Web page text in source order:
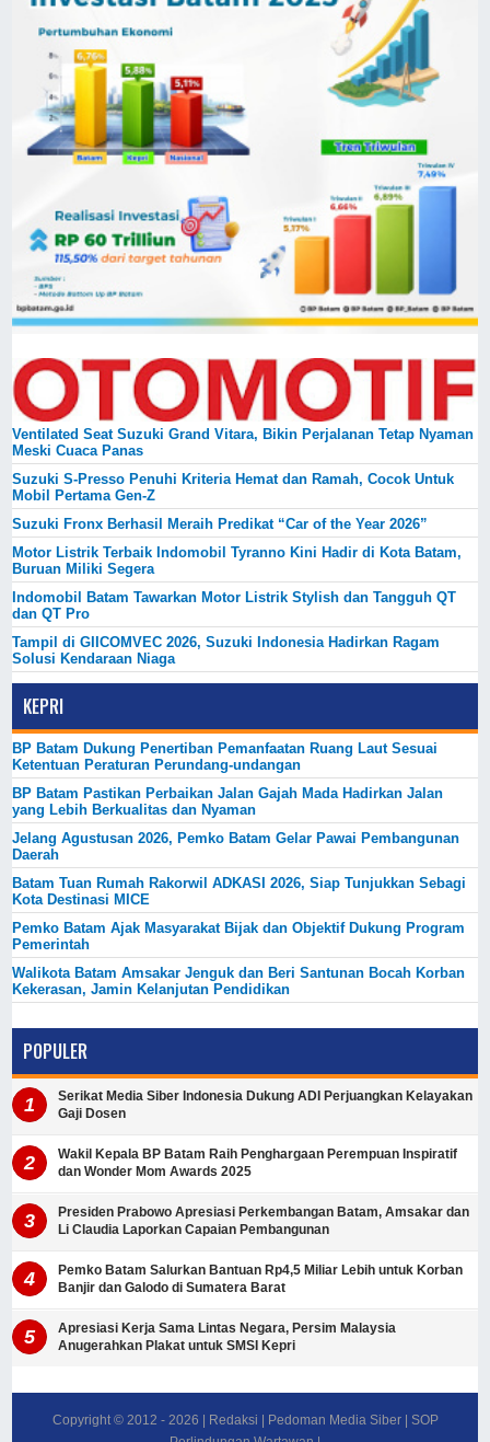
Ventilated Seat Suzuki Grand Vitara, Bikin Perjalanan Tetap Nyaman
Meski Cuaca Panas
Suzuki S-Presso Penuhi Kriteria Hemat dan Ramah, Cocok Untuk
Mobil Pertama Gen-Z
Suzuki Fronx Berhasil Meraih Predikat “Car of the Year 2026”
Motor Listrik Terbaik Indomobil Tyranno Kini Hadir di Kota Batam,
Buruan Miliki Segera
Indomobil Batam Tawarkan Motor Listrik Stylish dan Tangguh QT
dan QT Pro
Tampil di GIICOMVEC 2026, Suzuki Indonesia Hadirkan Ragam
Solusi Kendaraan Niaga
KEPRI
BP Batam Dukung Penertiban Pemanfaatan Ruang Laut Sesuai
Ketentuan Peraturan Perundang-undangan
BP Batam Pastikan Perbaikan Jalan Gajah Mada Hadirkan Jalan
yang Lebih Berkualitas dan Nyaman
Jelang Agustusan 2026, Pemko Batam Gelar Pawai Pembangunan
Daerah
Batam Tuan Rumah Rakorwil ADKASI 2026, Siap Tunjukkan Sebagi
Kota Destinasi MICE
Pemko Batam Ajak Masyarakat Bijak dan Objektif Dukung Program
Pemerintah
Walikota Batam Amsakar Jenguk dan Beri Santunan Bocah Korban
Kekerasan, Jamin Kelanjutan Pendidikan
POPULER
Serikat Media Siber Indonesia Dukung ADI Perjuangkan Kelayakan
Gaji Dosen
Wakil Kepala BP Batam Raih Penghargaan Perempuan Inspiratif
dan Wonder Mom Awards 2025
Presiden Prabowo Apresiasi Perkembangan Batam, Amsakar dan
Li Claudia Laporkan Capaian Pembangunan
Pemko Batam Salurkan Bantuan Rp4,5 Miliar Lebih untuk Korban
Banjir dan Galodo di Sumatera Barat
Apresiasi Kerja Sama Lintas Negara, Persim Malaysia
Anugerahkan Plakat untuk SMSI Kepri
Copyright © 2012 - 2026 | Redaksi | Pedoman Media Siber| SOP